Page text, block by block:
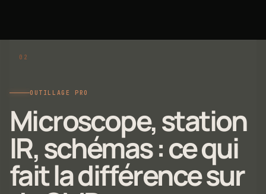
OUTILLAGE PRO
Microscope, station
IR, schémas : ce qui
fait la différence sur